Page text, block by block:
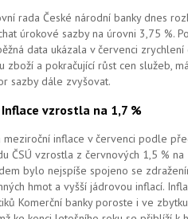
rada České národní banky dnes
úrokové sazby na úrovni 3,75 %.
data ukázala v červenci zrychlení
zboží a pokračující růst cen služeb,
sazby dále zvyšovat.
Inflace vzrostla na 1,7 %
meziroční inflace v červenci podle
ČSÚ vzrostla z červnových 1,5 % na
bylo nejspíše spojeno se
hmot a vyšší jádrovou inflací.
Komerční banky poroste i ve